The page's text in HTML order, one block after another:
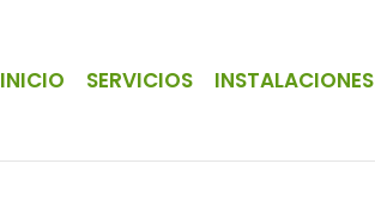
INICIO SERVICIOS INSTALACIONES